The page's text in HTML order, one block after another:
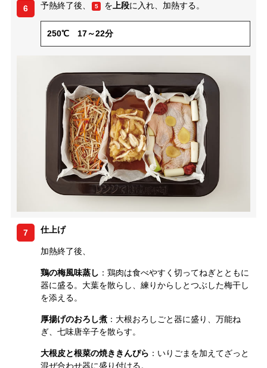
6 予熱終了後、 5 を上段に入れ、加熱する。
250℃ 17～22分
7 仕上げ
加熱終了後、
鶏の梅風味蒸し ：鶏肉は食べやすく切ってねぎとともに
器に盛る。大葉を散らし、練りからしとつぶした梅干し
を添える。
厚揚げのおろし煮 ：大根おろしごと器に盛り、万能ね
ぎ、七味唐辛子を散らす。
大根皮と根菜の焼ききんぴら ：いりごまを加えてざっと
混ぜ合わせ器に盛り付ける。